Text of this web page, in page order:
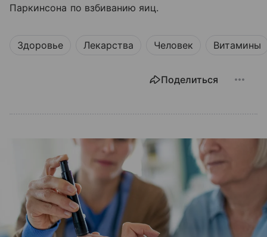
Паркинсона по взбиванию яиц.
Здоровье Лекарства Человек Витамины
Поделиться